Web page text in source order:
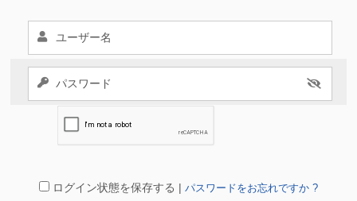
ログイン状態を保存する | パスワードをお忘れですか ?